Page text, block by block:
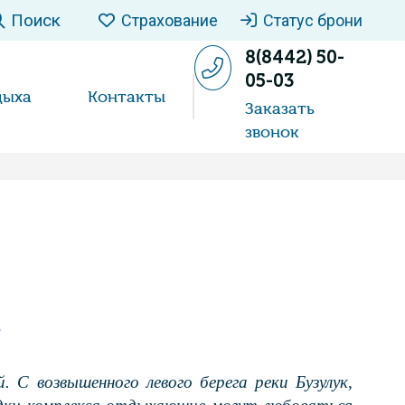
Поиск Страхование Статус брони
Контакты
8(8442) 50-
05-03
Заказать
звонок
возвышенного левого берега реки Бузулук,